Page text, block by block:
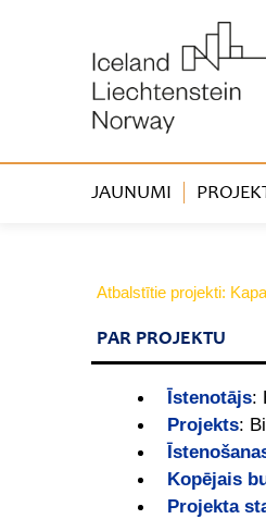
JAUNUMI
Atbalstītie projekti:
PAR PROJEKTU
Īstenotājs:
Projekts:
Kopējais
Projekta